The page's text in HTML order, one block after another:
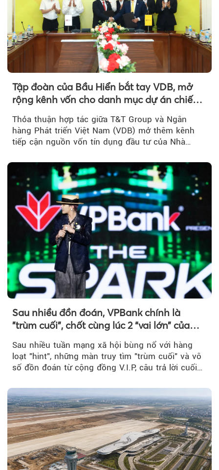
Tập đoàn của Bầu Hiển bắt tay VDB, mở
rộng kênh vốn cho danh mục dự án chiến
Thỏa thuận hợp tác giữa T&T Group và Ngân
hàng Phát triển Việt Nam (VDB) mở thêm kênh
tiếp cận nguồn vốn tín dụng đầu tư của Nhà
Sau nhiều đồn đoán, VPBank chính là
"trùm cuối", chốt cùng lúc 2 “vai lớn” của
BIGBANG World Tour tại Việt Nam
Sau nhiều tuần mạng xã hội bùng nổ với hàng
loạt "hint", những màn truy tìm "trùm cuối" và vô
số đồn đoán từ cộng đồng V.I.P, câu trả lời cuối